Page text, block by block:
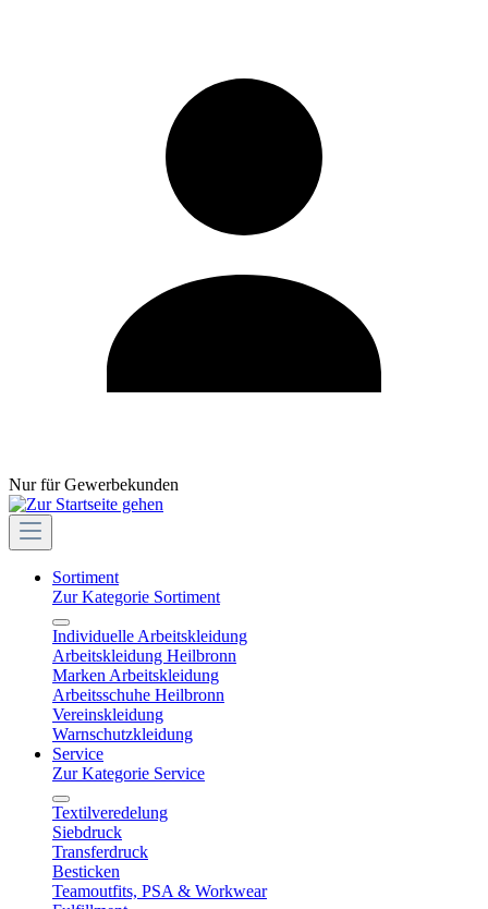
Nur für Gewerbekunden
Sortiment
Zur Kategorie Sortiment
Individuelle Arbeitskleidung
Arbeitskleidung Heilbronn
Marken Arbeitskleidung
Arbeitsschuhe Heilbronn
Vereinskleidung
Warnschutzkleidung
Service
Zur Kategorie Service
Textilveredelung
Siebdruck
Transferdruck
Besticken
Teamoutfits, PSA & Workwear